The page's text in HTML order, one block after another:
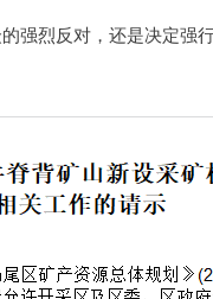
强烈反对，还是决定强